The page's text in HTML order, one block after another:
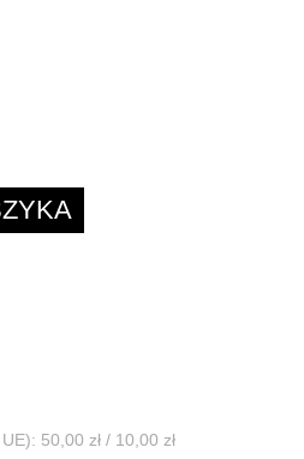
50,00 zł / 10,00 zł